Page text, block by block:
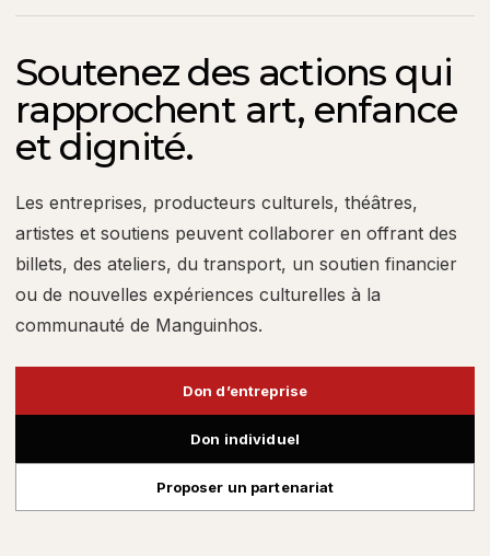
Soutenez des actions qui
rapprochent art, enfance
et dignité.
Les entreprises, producteurs culturels, théâtres,
artistes et soutiens peuvent collaborer en offrant des
billets, des ateliers, du transport, un soutien financier
ou de nouvelles expériences culturelles à la
communauté de Manguinhos.
Don d’entreprise
Don individuel
Proposer un partenariat